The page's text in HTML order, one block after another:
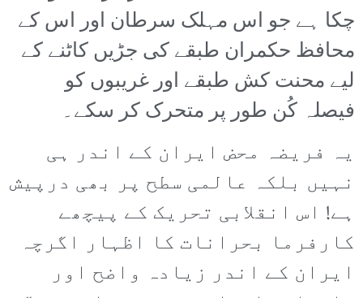
چکا ہے جو اس مہلک سرطان اور اس کے
محافظ حکمران طبقے کی جڑیں کاٹنے کے
لیے محنت کش طبقے اور غریبوں کو
فیصلہ کُن طور پر متحرک کر سکے۔
یہ فریضہ محض ایران کے اندر ہی
نہیں بلکہ عالمی سطح پر بھی درپیش
ہے! اس انقلابی تحریک کے پیچھے
کارفرما بحرانات کا اظہار اگرچہ
ایران کے اندر زیادہ واضح اور